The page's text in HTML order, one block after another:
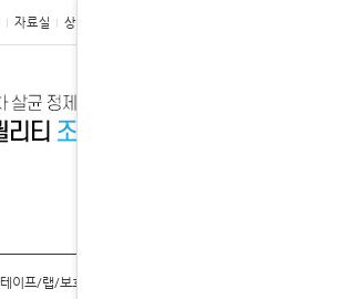
자료실 상품후기
테이프/랩/보호구